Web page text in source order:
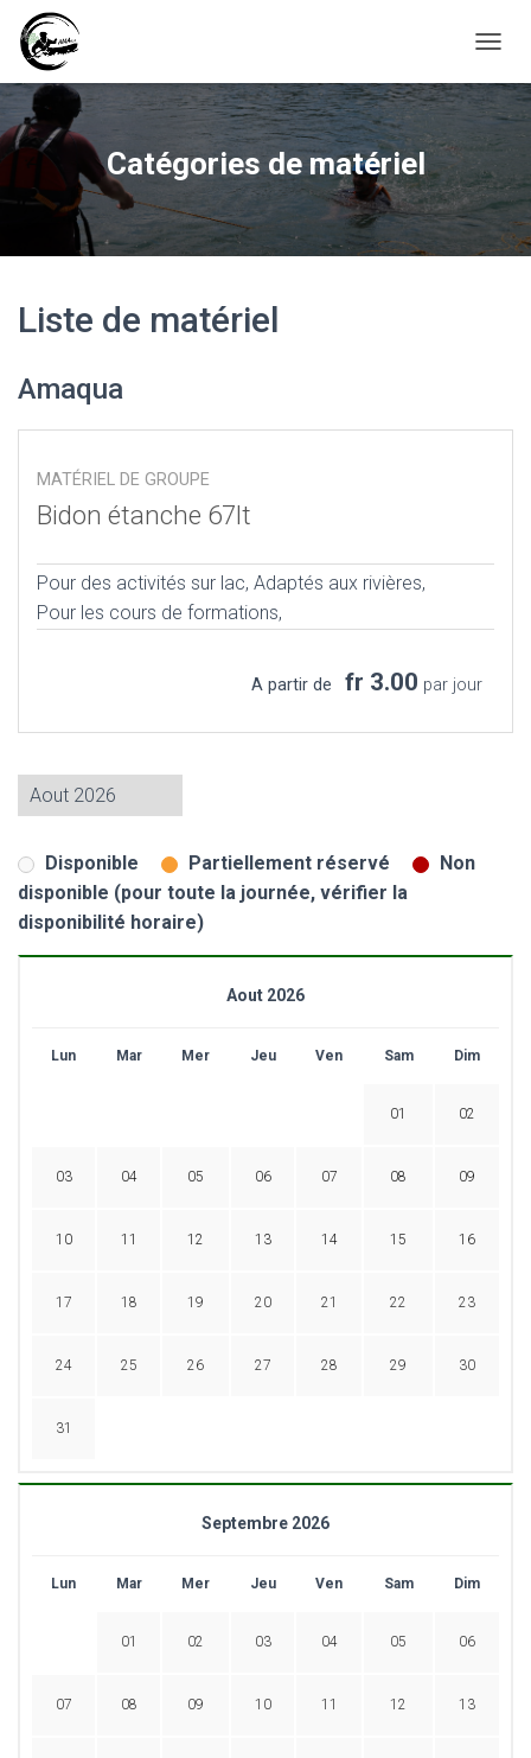
É
P
I
E
R
Catégories de matériel
Liste de matériel
Amaqua
MATÉRIEL DE GROUPE
Bidon étanche 67lt
Pour des activités sur lac, Adaptés aux rivières,
Pour les cours de formations,
A partir de fr 3.00 par jour
Disponible Partiellement réservé
Non
disponible (pour toute la journée, vérifier la
disponibilité horaire)
Aout 2026
Lun Mar Mer Jeu Ven Sam Dim
01 02
03 04 05 06 07 08 09
10 11 12 13 14 15 16
17 18 19 20 21 22 23
24 25 26 27 28 29 30
31
Septembre 2026
Lun Mar Mer Jeu Ven Sam Dim
01 02 03 04 05 06
07 08 09 10 11 12 13